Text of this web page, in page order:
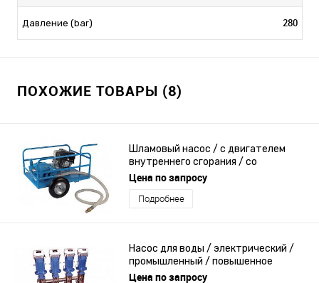
Давление (bar) 280
ПОХОЖИЕ ТОВАРЫ (8)
Шламовый насос / с двигателем
внутреннего сгорания / со
стандартным заполнением /
промышленный
Цена по запросу
Подробнее
Насос для воды / электрический /
промышленный / повышенное
давление
Цена по запросу